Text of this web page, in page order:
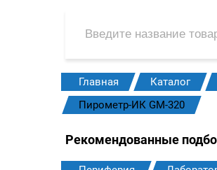
Главная Каталог
Пирометр-ИК GM-320
Рекомендованные